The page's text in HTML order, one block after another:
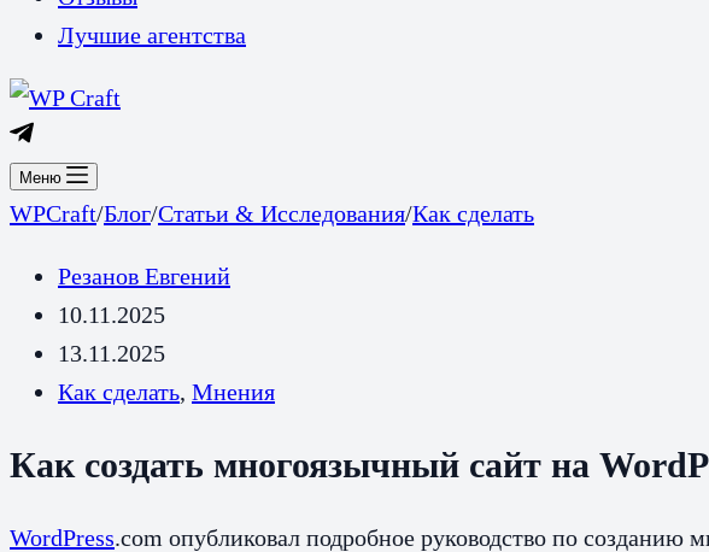
Лучшие агентства
Меню
WPCraft/Блог/Статьи & Исследования/Как сделать
Резанов Евгений
10.11.2025
13.11.2025
Как сделать, Мнения
Как создать многоязычный сайт на
WordPress.com опубликовал подробное руководство по созданию